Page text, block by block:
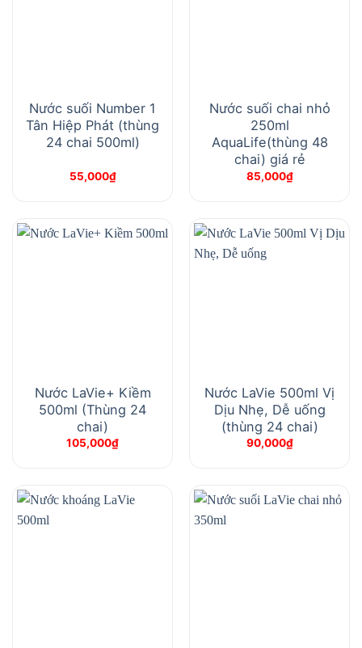
Nước suối Number 1
Tân Hiệp Phát (thùng
24 chai 500ml)
55,000₫
Nước suối chai nhỏ
250ml
AquaLife(thùng 48
chai) giá rẻ
85,000₫
Nước LaVie+ Kiềm
500ml (Thùng 24
chai)
105,000₫
Nước LaVie 500ml Vị
Dịu Nhẹ, Dễ uống
(thùng 24 chai)
90,000₫